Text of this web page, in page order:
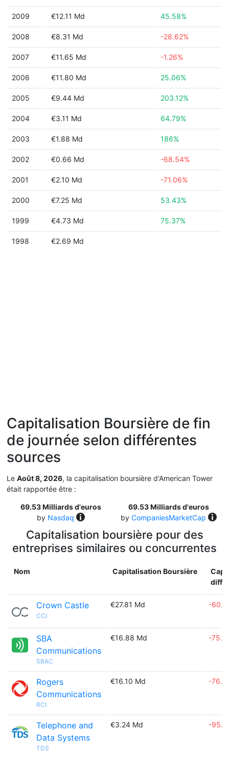
2009 €12.11 Md 45.58%
2008 €8.31 Md -28.62%
2007 €11.65 Md -1.26%
2006 €11.80 Md 25.06%
2005 €9.44 Md 203.12%
2004 €3.11 Md 64.79%
2003 €1.88 Md 186%
2002 €0.66 Md -68.54%
2001 €2.10 Md -71.06%
2000 €7.25 Md 53.43%
1999 €4.73 Md 75.37%
1998 €2.69 Md
Capitalisation Boursière de fin
de journée selon différentes
sources
Le Août 8, 2026, la capitalisation boursière d'American Tower
était rapportée être :
69.53 Milliards d'euros
by Nasdaq
69.53 Milliards d'euros
by CompaniesMarketCap
Capitalisation boursière pour des
entreprises similaires ou concurrentes
Nom Capitalisation Boursière
diff.
Crown Castle
CCI
€27.81 Md -
SBA
Communications
SBAC
€16.88 Md -
Rogers
Communications
RCI
€16.10 Md -
Telephone and
Data Systems
TDS
€3.24 Md -